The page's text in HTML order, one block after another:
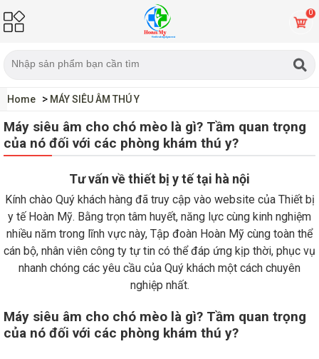
0
Home MÁY SIÊU ÂM THÚ Y
Máy siêu âm cho chó mèo là gì? Tầm quan trọng
của nó đối với các phòng khám thú y?
Tư vấn về thiết bị y tế tại hà nội
Kính chào Quý khách hàng đã truy cập vào website của Thiết bị
y tế Hoàn Mỹ. Bằng trọn tâm huyết, năng lực cùng kinh nghiệm
nhiều năm trong lĩnh vực này, Tập đoàn Hoàn Mỹ cùng toàn thể
cán bộ, nhân viên công ty tự tin có thể đáp ứng kịp thời, phục vụ
nhanh chóng các yêu cầu của Quý khách một cách chuyên
nghiệp nhất.
Máy siêu âm cho chó mèo là gì? Tầm quan trọng
của nó đối với các phòng khám thú y?